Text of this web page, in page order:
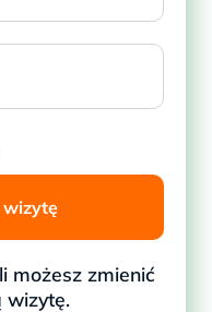
możesz zmienić
wizytę.